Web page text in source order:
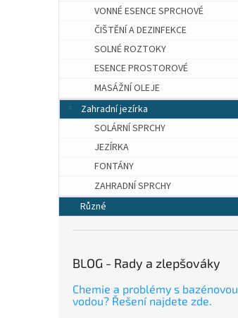
VONNÉ ESENCE SPRCHOVÉ
ČIŠTĚNÍ A DEZINFEKCE
SOLNÉ ROZTOKY
ESENCE PROSTOROVÉ
MASÁŽNÍ OLEJE
Zahradní jezírka
SOLÁRNÍ SPRCHY
JEZÍRKA
FONTÁNY
ZAHRADNÍ SPRCHY
Různé
BLOG - Rady a zlepšováky
Chemie a problémy s bazénovou
vodou? Řešení najdete zde.